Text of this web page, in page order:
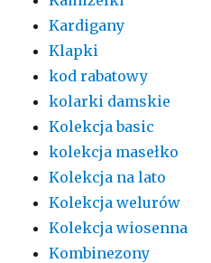
Kardigany
Klapki
kod rabatowy
kolarki damskie
Kolekcja basic
kolekcja masełko
Kolekcja na lato
Kolekcja welurów
Kolekcja wiosenna
Kombinezony